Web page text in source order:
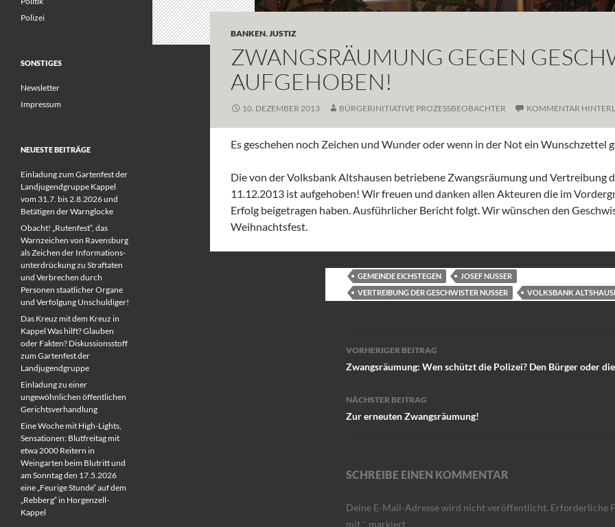
BANKEN,JUSTIZ
ZWANGSRÄUMUNG GEGEN
AUFGEHOBEN!
10. DEZEMBER 2013 BÜRGERINITIATIVE PROZESSBEOBACHTER KOMMENTAR
Es geschehen noch Zeichen und Wunder oder wenn in der Not ein Wunschzettel
Die von der Volksbank Altshausen betriebene Zwangsräumung und Vertreibung
11.12.2013 ist aufgehoben! Wir freuen und danken allen Akteuren die im
Erfolg beigetragen haben. Ausführlicher Bericht folgt. Wir wünschen den
Weihnachtsfest.
GEMEINDE EICHSTEGEN
JOSEF NUSSER
VERTREIBUNG DER GESCHWISTER NUSSER
VOLKSBANK
Beitragsnavigation
VORHERIGER BEITRAG
Zwangsräumung: Wen schützt die Polizei? Den Bürger oder
NÄCHSTER BEITRAG
Zur erneuten Zwangsräumung!
SCHREIBE EINEN KOMMENTAR
Deine E-Mail-Adresse wird nicht veröffentlicht. Erforderliche
mit * markiert
Polizei
SONSTIGES
Newsletter
Impressum
NEUESTE BEITRÄGE
Einladung zum Gartenfest der
Landjugendgruppe Kappel
vom 31.7. bis 2.8.2026 und
Betätigen der Warnglocke
Obacht! „Rutenfest“, das
Warnzeichen von Ravensburg
als Zeichen der Informations-
unterdrückung zu Straftaten
und Verbrechen durch
Personen staatlicher Organe
und Verfolgung Unschuldiger!
Das Kreuz mit dem Kreuz in
Kappel Was hilft? Glauben
oder Fakten? Diskussionsstoff
zum Gartenfest der
Landjugendgruppe
Einladung zu einer
ungewöhnlichen öffentlichen
Gerichtsverhandlung
Eine Woche mit High-Lights,
Sensationen: Blutfreitag mit
etwa 2000 Reitern in
Weingarten beim Blutritt und
am Sonntag den 17.5.2026
eine „Feurige Stunde“ auf dem
„Rebberg“ in Horgenzell-
Kappel